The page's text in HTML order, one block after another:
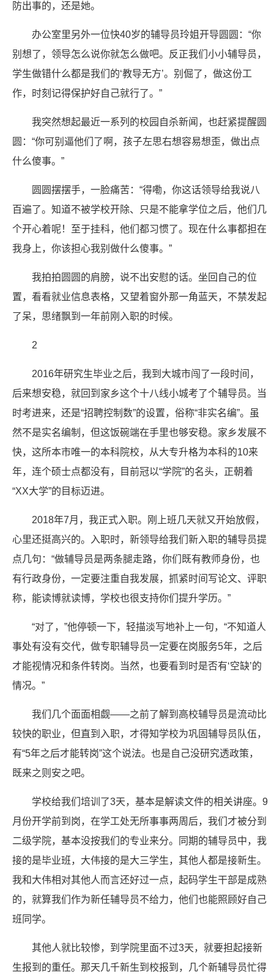
防出事的，还是她。
办公室里另外一位快40岁的辅导员玲姐开导圆圆：“你
别想了，领导怎么说你就怎么做吧。反正我们小小辅导员，
学生做错什么都是我们的‘教导无方’。别倔了，做这份工
作，时刻记得保护好自己就行了。”
我突然想起最近一系列的校园自杀新闻，也赶紧提醒圆
圆：“你可别逼他们了啊，孩子左思右想容易想歪，做出点
什么傻事。”
圆圆摆摆手，一脸痛苦：“得嘞，你这话领导给我说八
百遍了。知道不被学校开除、只是不能拿学位之后，他们几
个开心着呢！至于挂科，他们都习惯了。现在什么事都担在
我身上，你该担心我别做什么傻事。”
我拍拍圆圆的肩膀，说不出安慰的话。坐回自己的位
置，看看就业信息表格，又望着窗外那一角蓝天，不禁发起
了呆，思绪飘到一年前刚入职的时候。
2
2016年研究生毕业之后，我到大城市闯了一段时间，
后来想安稳，就回到家乡这个十八线小城考了个辅导员。当
时考进来，还是“招聘控制数”的设置，俗称“非实名编”。虽
然不是实名编制，但这饭碗端在手里也够安稳。家乡发展不
快，这所本市唯一的本科院校，从大专升格为本科的10来
年，连个硕士点都没有，目前冠以“学院”的名头，正朝着
“XX大学”的目标迈进。
2018年7月，我正式入职。刚上班几天就又开始放假，
心里还挺高兴的。入职时，新领导给我们新入职的辅导员提
点几句：“做辅导员是两条腿走路，你们既有教师身份，也
有行政身份，一定要注重自我发展，抓紧时间写论文、评职
称，能读博就读博，学校也很支持你们提升学历。”
“对了，”他停顿一下，轻描淡写地补上一句，“不知道人
事处有没有交代，做专职辅导员一定要在岗服务5年，之后
才能视情况和条件转岗。当然，也要看到时是否有‘空缺’的
情况。”
我们几个面面相觑——之前了解到高校辅导员是流动比
较快的职业，但直到入职，才得知学校为巩固辅导员队伍，
有“5年之后才能转岗”这个说法。也是自己没研究透政策，
既来之则安之吧。
学校给我们培训了3天，基本是解读文件的相关讲座。9
月份开学前到岗，在学工处无所事事两周后，我们才被分到
二级学院，基本没按我们的专业来分。同期的辅导员中，我
接的是毕业班，大伟接的是大三学生，其他人都是接新生。
我和大伟相对其他人而言还好过一点，起码学生干部是成熟
的，就算我们作为新任辅导员不给力，他们也能照顾好自己
班同学。
其他人就比较惨，到学院里面不过3天，就要担起接新
生报到的重任。那天几千新生到校报到，几个新辅导员忙得